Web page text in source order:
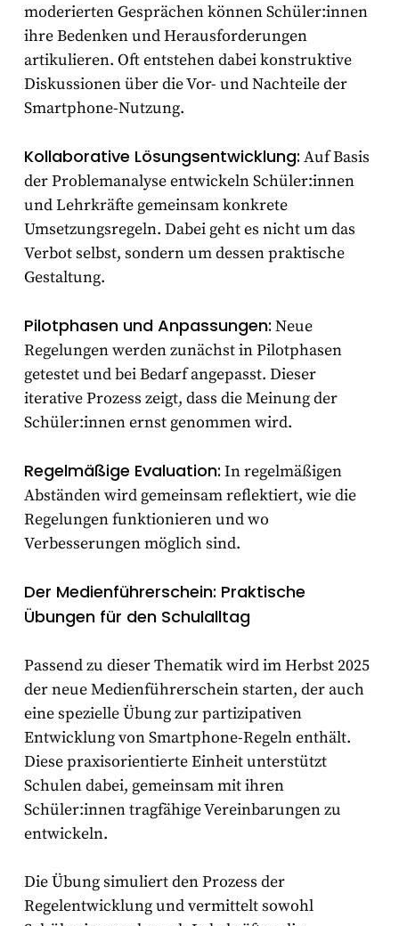
moderierten Gesprächen können Schüler:innen
ihre Bedenken und Herausforderungen
artikulieren. Oft entstehen dabei konstruktive
Diskussionen über die Vor- und Nachteile der
Smartphone-Nutzung.
Kollaborative Lösungsentwicklung: Auf Basis
der Problemanalyse entwickeln Schüler:innen
und Lehrkräfte gemeinsam konkrete
Umsetzungsregeln. Dabei geht es nicht um das
Verbot selbst, sondern um dessen praktische
Gestaltung.
Pilotphasen und Anpassungen: Neue
Regelungen werden zunächst in Pilotphasen
getestet und bei Bedarf angepasst. Dieser
iterative Prozess zeigt, dass die Meinung der
Schüler:innen ernst genommen wird.
Regelmäßige Evaluation: In regelmäßigen
Abständen wird gemeinsam reflektiert, wie die
Regelungen funktionieren und wo
Verbesserungen möglich sind.
Der Medienführerschein: Praktische
Übungen für den Schulalltag
Passend zu dieser Thematik wird im Herbst 2025
der neue Medienführerschein starten, der auch
eine spezielle Übung zur partizipativen
Entwicklung von Smartphone-Regeln enthält.
Diese praxisorientierte Einheit unterstützt
Schulen dabei, gemeinsam mit ihren
Schüler:innen tragfähige Vereinbarungen zu
entwickeln.
Die Übung simuliert den Prozess der
Regelentwicklung und vermittelt sowohl